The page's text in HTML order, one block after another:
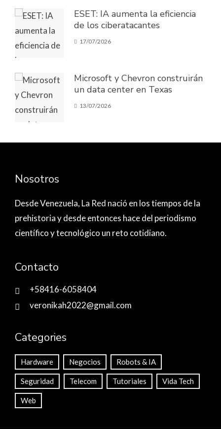
ESET: IA aumenta la eficiencia
de los ciberatacantes
17/07/2026
Microsoft y Chevron construirán
un data center en Texas
13/07/2026
Nosotros
Desde Venezuela, La Red nació en los tiempos de la
prehistoria y desde entonces hace del periodismo
científico y tecnológico un reto cotidiano.
Contacto
+58416-6058404
veronikah2022@gmail.com
Categories
Hardware Negocios Robots & IA
Seguridad Telecom Tutoriales Vida Tech
Web